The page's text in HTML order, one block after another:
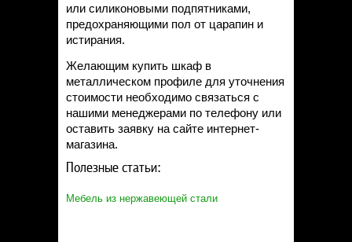
или силиконовыми подпятниками,
предохраняющими пол от царапин и
истирания.
Желающим купить шкаф в
металлическом профиле для уточнения
стоимости необходимо связаться с
нашими менеджерами по телефону или
оставить заявку на сайте интернет-
магазина.
Полезные статьи:
Мебель из нержавеющей стали